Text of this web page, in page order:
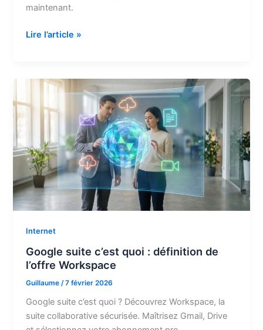
maintenant.
Comment
site
gratuitement
Lire l’article »
Internet
Google suite c’est quoi : définition de
l’offre Workspace
Guillaume /7 février 2026
Google suite c’est quoi ? Découvrez Workspace, la
suite collaborative sécurisée. Maîtrisez Gmail, Drive